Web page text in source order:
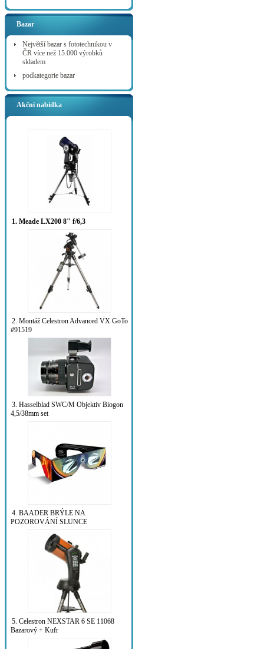
Bazar
Největší bazar s fototechnikou v
ČR více než 15.000 výrobků
skladem
podkategorie bazar
Akční nabídka
1. Meade LX200 8" f/6,3
2. Montáž Celestron Advanced VX GoTo
#91519
3. Hasselblad SWC/M Objektiv Biogon
4,5/38mm set
4. BAADER BRÝLE NA
POZOROVÁNÍ SLUNCE
5. Celestron NEXSTAR 6 SE 11068
Bazarový + Kufr